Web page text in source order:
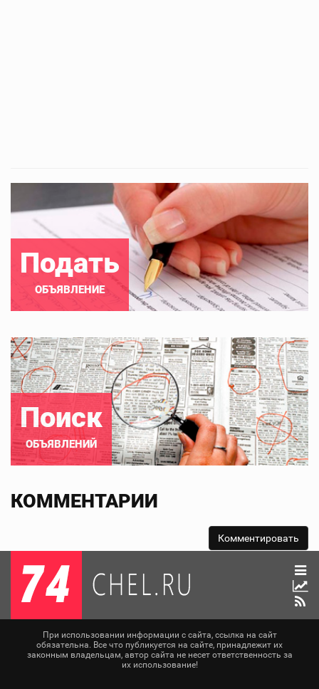
Подать
ОБЪЯВЛЕНИЕ
Поиск
ОБЪЯВЛЕНИЙ
КОММЕНТАРИИ
При использовании информации с сайта, ссылка на сайт
обязательна. Все что публикуется на сайте, принадлежит их
законным владельцам, автор сайта не несет ответственность за
их использование!